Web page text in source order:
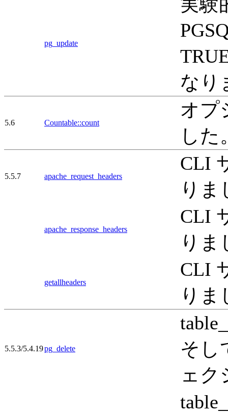
pg_update
なり
5.6 Countable::count
オプ
した
5.5.7 apache_request_headers
CLI
りま
apache_response_headers
CLI
りま
getallheaders
CLI
りま
5.5.3/5.4.19pg_delete
そし
ェク